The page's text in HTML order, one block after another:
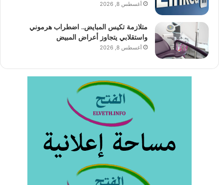
أغسطس 8, 2026
متلازمة تكيس المبايض.. اضطراب هرموني
واستقلابي يتجاوز أعراض المبيض
أغسطس 8, 2026